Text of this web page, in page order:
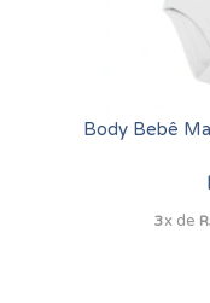
Body Bebê
3x de